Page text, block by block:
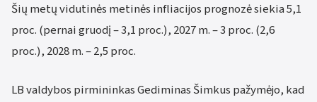
Šių metų vidutinės metinės infliacijos prognozė siekia 5,1
proc. (pernai gruodį – 3,1 proc.), 2027 m. – 3 proc. (2,6
proc.), 2028 m. – 2,5 proc.
LB valdybos pirmininkas Gediminas Šimkus pažymėjo, kad